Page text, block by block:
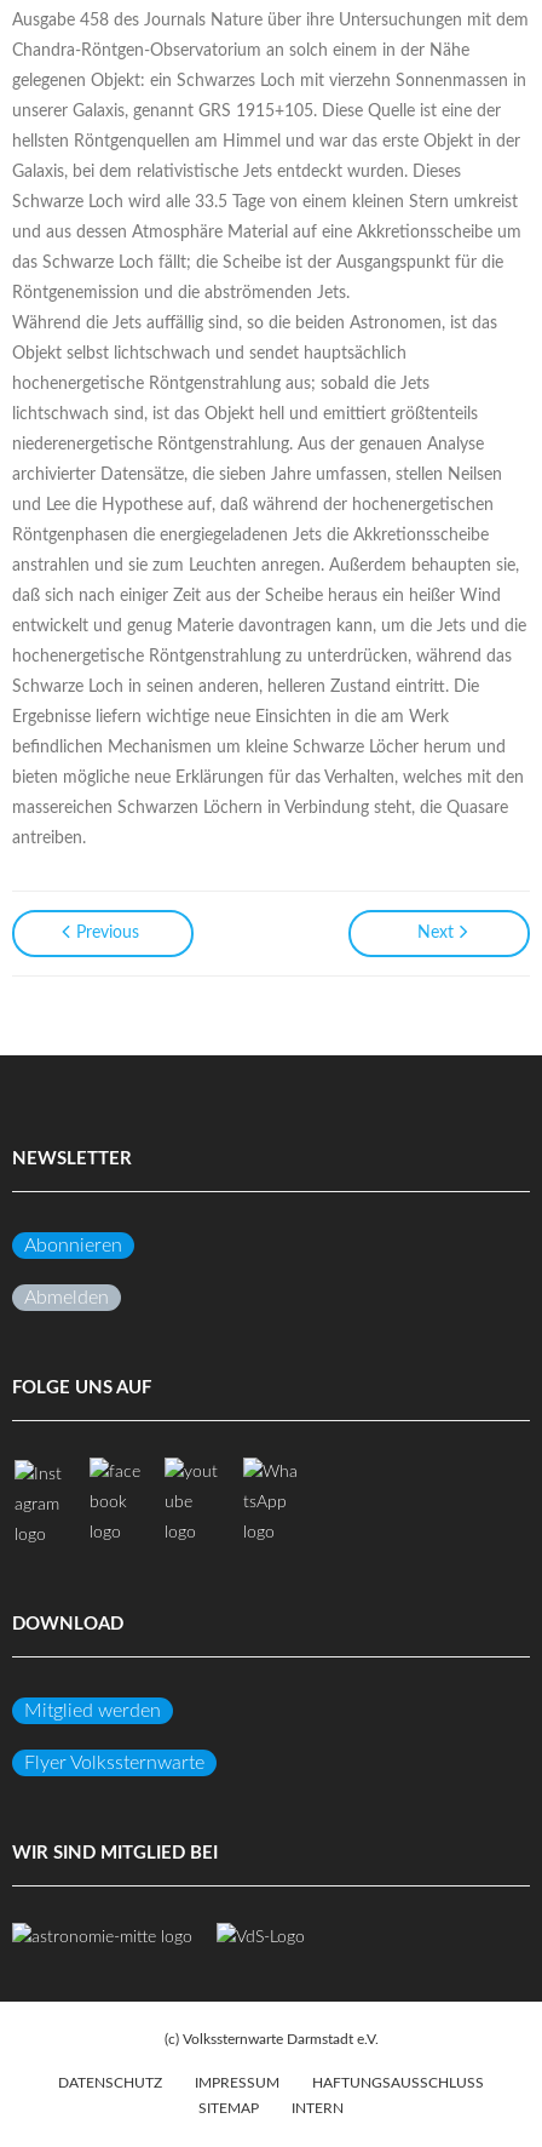
Ausgabe 458 des Journals Nature über ihre Untersuchungen mit dem
Chandra-Röntgen-Observatorium an solch einem in der Nähe
gelegenen Objekt: ein Schwarzes Loch mit vierzehn Sonnenmassen in
unserer Galaxis, genannt GRS 1915+105. Diese Quelle ist eine der
hellsten Röntgenquellen am Himmel und war das erste Objekt in der
Galaxis, bei dem relativistische Jets entdeckt wurden. Dieses
Schwarze Loch wird alle 33.5 Tage von einem kleinen Stern umkreist
und aus dessen Atmosphäre Material auf eine Akkretionsscheibe um
das Schwarze Loch fällt; die Scheibe ist der Ausgangspunkt für die
Röntgenemission und die abströmenden Jets.
Während die Jets auffällig sind, so die beiden Astronomen, ist das
Objekt selbst lichtschwach und sendet hauptsächlich
hochenergetische Röntgenstrahlung aus; sobald die Jets
lichtschwach sind, ist das Objekt hell und emittiert größtenteils
niederenergetische Röntgenstrahlung. Aus der genauen Analyse
archivierter Datensätze, die sieben Jahre umfassen, stellen Neilsen
und Lee die Hypothese auf, daß während der hochenergetischen
Röntgenphasen die energiegeladenen Jets die Akkretionsscheibe
anstrahlen und sie zum Leuchten anregen. Außerdem behaupten sie,
daß sich nach einiger Zeit aus der Scheibe heraus ein heißer Wind
entwickelt und genug Materie davontragen kann, um die Jets und die
hochenergetische Röntgenstrahlung zu unterdrücken, während das
Schwarze Loch in seinen anderen, helleren Zustand eintritt. Die
Ergebnisse liefern wichtige neue Einsichten in die am Werk
befindlichen Mechanismen um kleine Schwarze Löcher herum und
bieten mögliche neue Erklärungen für das Verhalten, welches mit den
massereichen Schwarzen Löchern in Verbindung steht, die Quasare
antreiben.
Previous Next
NEWSLETTER
Abonnieren
Abmelden
FOLGE UNS AUF
DOWNLOAD
Mitglied werden
Flyer Volkssternwarte
WIR SIND MITGLIED BEI
(c) Volkssternwarte Darmstadt e.V.
DATENSCHUTZ IMPRESSUM
HAFTUNGSAUSSCHLUSS
SITEMAP
INTERN